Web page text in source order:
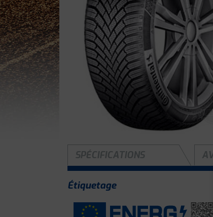
SPÉCIFICATIONS
Étiquetage